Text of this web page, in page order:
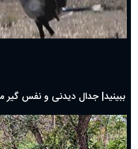
دعای روز سوم ماه مبارک رمضان؛ ۱۴ اسفند ۱۴۰۴
دعای روز دوم ماه مبارک رمضان ۱ اسفند ماه ۱۴۰۴
دعای روز اول ماه مبارک رمضان، ۳۰ بهمن ۱۴۰۴
ببینید| جدال دیدنی و نفس گیر